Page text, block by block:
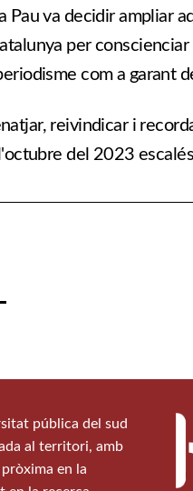
Pau va decidir ampliar
per
com a garant
reivindicar i
del 2023
pública del sud
al territori, amb
en la